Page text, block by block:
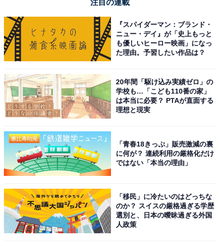
【生誕75周年】 横浜高島屋で「不二家ペコちゃ
んPOPUP」が期間限定で開催！ 先行販売スイ
ーツや限定グッズなど
注目の連載
『スパイダーマン：ブランド・
ニュー・デイ』が「史上もっと
も優しいヒーロー映画」になっ
た理由。予習したい作品は？
20年間「駆け込み実績ゼロ」の
学校も…「こども110番の家」
は本当に必要？ PTAが直面する
理想と現実
「青春18きっぷ」販売激減の裏
に何が？ 連続利用の厳格化だけ
ではない「本当の理由」
「移民」に冷たいのはどっちな
のか？ スイスの厳格過ぎる学歴
選別と、日本の曖昧過ぎる外国
人政策